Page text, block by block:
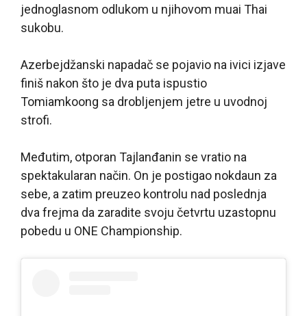
jednoglasnom odlukom u njihovom muai Thai
sukobu.
Azerbejdžanski napadač se pojavio na ivici izjave
finiš nakon što je dva puta ispustio
Tomiamkoong sa drobljenjem jetre u uvodnoj
strofi.
Međutim, otporan Tajlanđanin se vratio na
spektakularan način. On je postigao nokdaun za
sebe, a zatim preuzeo kontrolu nad poslednja
dva frejma da zaradite svoju četvrtu uzastopnu
pobedu u ONE Championship.